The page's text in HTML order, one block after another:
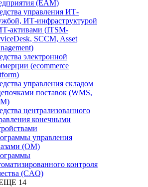
(EAM)
управления ИТ-
ИТ-инфраструктурой
активами (ITSM-
SCCM, Asset
электронной
(ecommerce
управления складом
поставок (WMS,
централизованного
конечными
управления
(OM)
контроля
(CAQ)
14